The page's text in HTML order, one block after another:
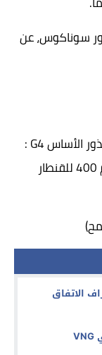
سوناكوس، عن
بذور الجيل الثالث G3 : درهم 530 للقنطار بذور الأساس G4 :
درهم 430 القنطار الإكثار الثاني R2 : درهم 400 للقنطار
الاتفاق
الحسين آيت إبراهيم يواكب زيارة مسؤولي VNG